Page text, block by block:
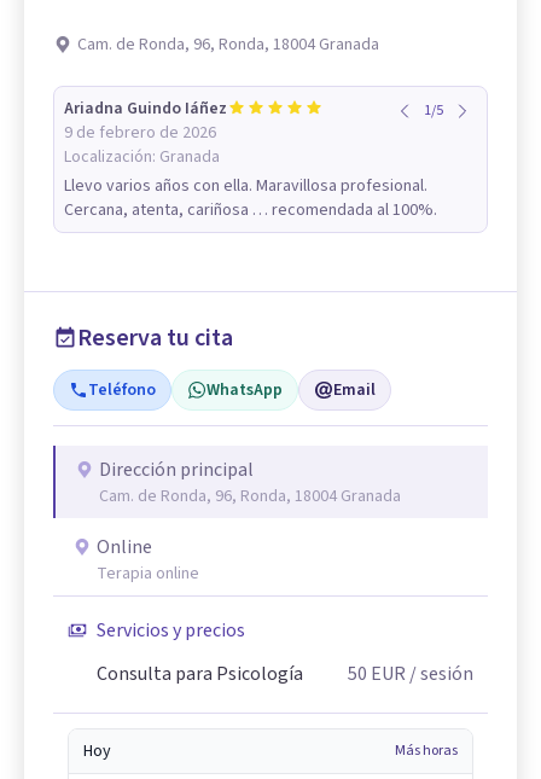
Cam. de Ronda, 96, Ronda, 18004 Granada
Ariadna Guindo Iáñez
9 de febrero de 2026
Localización: Granada
1/5
Llevo varios años con ella. Maravillosa profesional.
Cercana, atenta, cariñosa … recomendada al 100%.
Reserva tu cita
Teléfono WhatsApp Email
Dirección principal
Cam. de Ronda, 96, Ronda, 18004 Granada
Online
Terapia online
Servicios y precios
Consulta para Psicología
50 EUR / sesión
Hoy Más horas